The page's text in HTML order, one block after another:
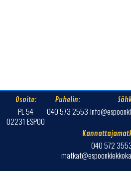
Osoite:
PL 54
02231 ESPOO
Puhelin:
040 573 2553
040 572